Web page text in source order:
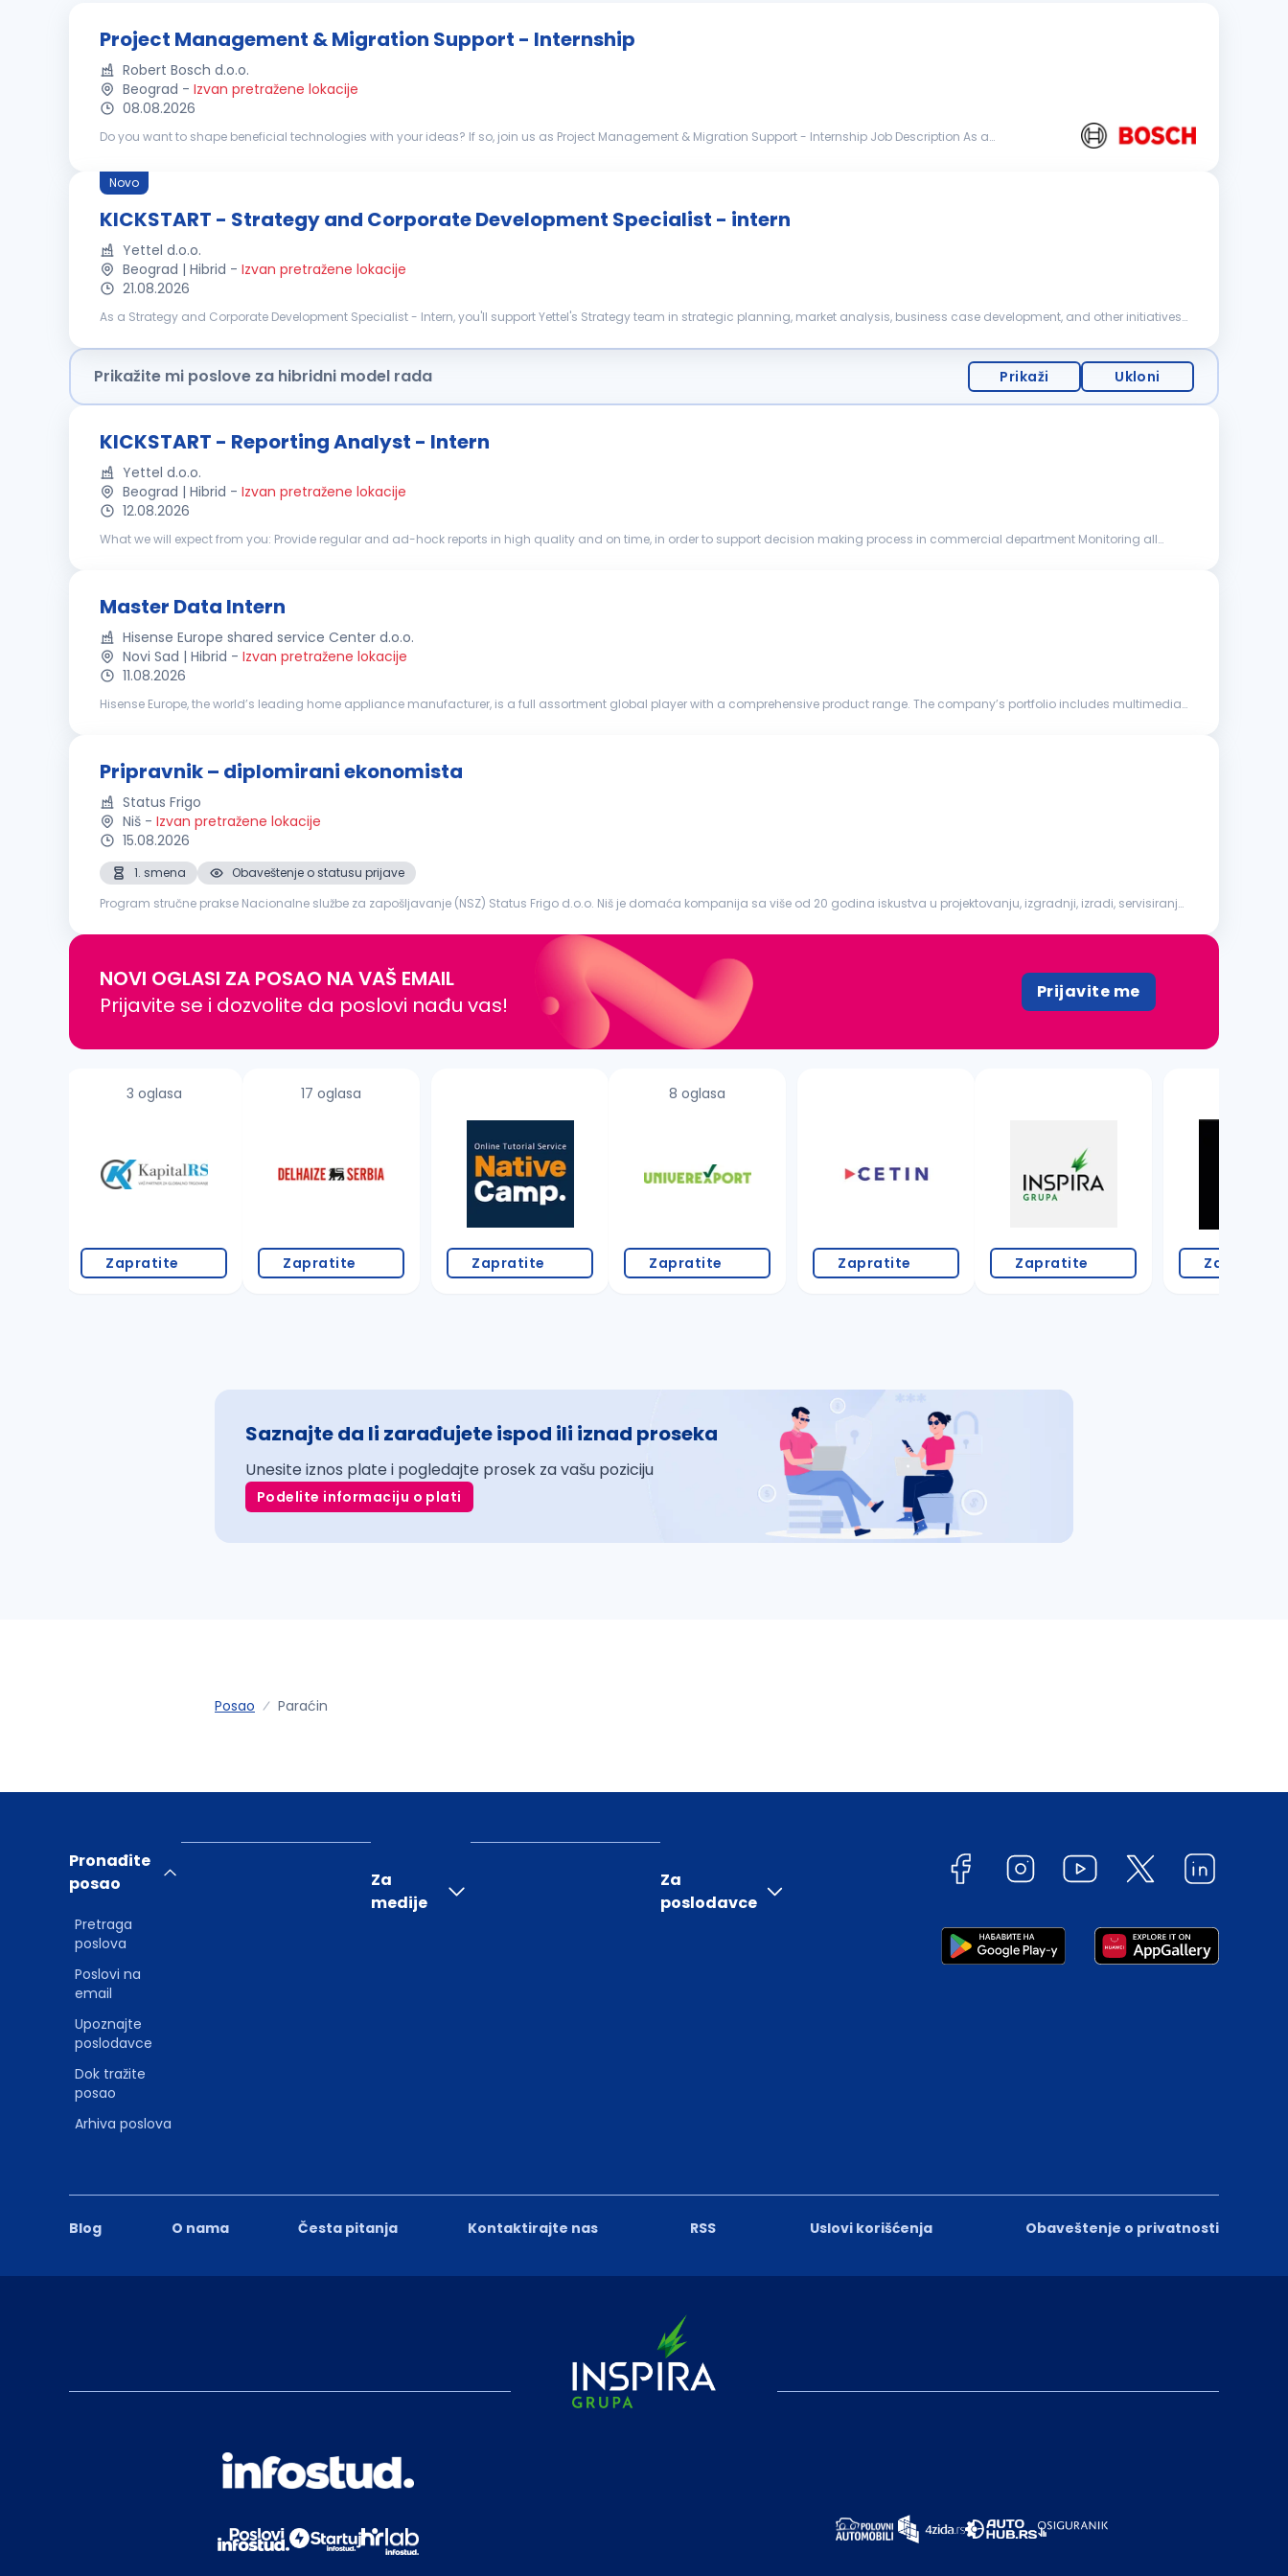
Project Management & Migration Support - Internship
Robert Bosch d.o.o.
Beograd - Izvan pretražene lokacije
08.08.2026
Do you want to shape beneficial technologies with your ideas? If so, join us as Project Management & Migration Support - Internship Job Description As a
Novo
KICKSTART - Strategy and Corporate Development Specialist - intern
Yettel d.o.o.
Beograd | Hibrid - Izvan pretražene lokacije
21.08.2026
As a Strategy and Corporate Development Specialist - Intern, you'll support Yettel's Strategy team in strategic planning, market analysis, business case development, and other initiatives
Prikažite mi poslove za hibridni model rada Prikaži Ukloni
KICKSTART - Reporting Analyst - Intern
Yettel d.o.o.
Beograd | Hibrid - Izvan pretražene lokacije
12.08.2026
What we will expect from you: Provide regular and ad-hock reports in high quality and on time, in order to support decision making process in commercial department Monitoring all
Master Data Intern
Hisense Europe shared service Center d.o.o.
Novi Sad | Hibrid - Izvan pretražene lokacije
11.08.2026
Hisense Europe, the world’s leading home appliance manufacturer, is a full assortment global player with a comprehensive product range. The company’s portfolio includes multimedia
Pripravnik – diplomirani ekonomista
Status Frigo
Niš - Izvan pretražene lokacije
15.08.2026
1. smena
Obaveštenje o statusu prijave
Program stručne prakse Nacionalne službe za zapošljavanje (NSZ) Status Frigo d.o.o. Niš je domaća kompanija sa više od 20 godina iskustva u projektovanju, izgradnji, izradi, servisiranju
NOVI OGLASI ZA POSAO NA VAŠ EMAIL
Prijavite se i dozvolite da poslovi nađu vas!
Prijavite me
3 oglasa
Zapratite
17 oglasa
Zapratite Zapratite
8 oglasa
Zapratite Zapratite Zapratite Zapratite
Saznajte da li zarađujete ispod ili iznad proseka
Unesite iznos plate i pogledajte prosek za vašu poziciju
Podelite informaciju o plati
Posao Paraćin
Blog O nama Česta pitanja Kontaktirajte nas RSS Uslovi korišćenja Obaveštenje o privatnosti
Pronađite
posao
Pretraga
poslova
Poslovi na
email
Upoznajte
poslodavce
Dok tražite
posao
Arhiva poslova
Za
medije
Za
poslodavce